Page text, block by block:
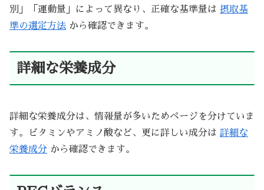
別」「運動量」によって異なり、正確な基準量は 摂取基
準の選定方法 から確認できます。
詳細な栄養成分
詳細な栄養成分は、情報量が多いためページを分けていま
す。ビタミンやアミノ酸など、更に詳しい成分は 詳細な
栄養成分 から確認できます。